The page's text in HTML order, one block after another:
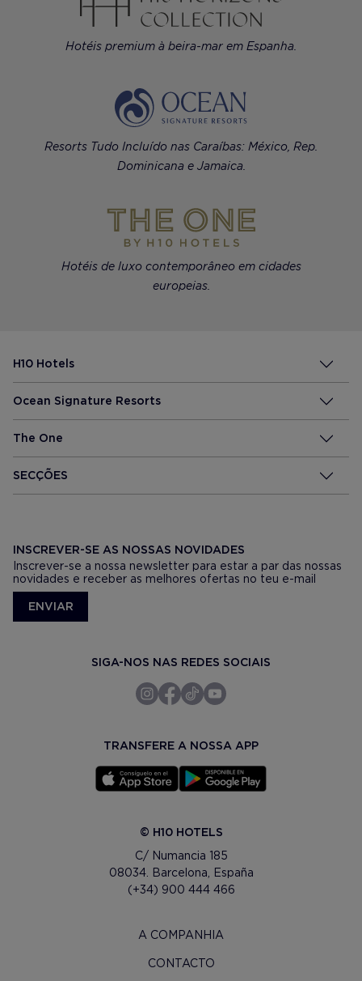
Hotéis premium à beira-mar em Espanha.
Resorts Tudo Incluído nas Caraíbas: México, Rep.
Dominicana e Jamaica.
Hotéis de luxo contemporâneo em cidades
europeias.
H10 Hotels
Ocean Signature Resorts
The One
SECÇÕES
INSCREVER-SE AS NOSSAS NOVIDADES
Inscrever-se a nossa newsletter para estar a par das nossas
novidades e receber as melhores ofertas no teu e-mail
ENVIAR
SIGA-NOS NAS REDES SOCIAIS
TRANSFERE A NOSSA APP
© H10 HOTELS
C/ Numancia 185
08034. Barcelona, España
(+34) 900 444 466
A COMPANHIA
CONTACTO